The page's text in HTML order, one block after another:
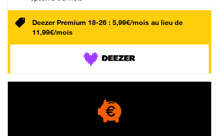
Deezer Premium 18-26 : 5,99€/mois au lieu de
11,99€/mois